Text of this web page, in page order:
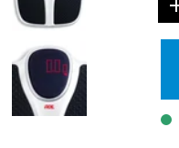
Fisaude
Academy
proteção
essencial
para
coronavirus
Fisaude
Mobiliário
Gabinetes
terapêuticos